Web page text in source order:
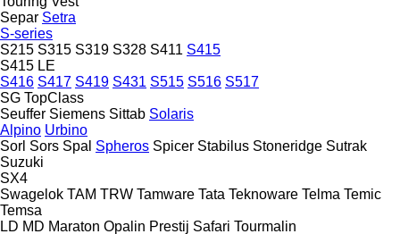
Separ Setra
S-series
S215 S315 S319 S328 S411 S415
S415 LE
S416 S417 S419 S431 S515 S516 S517
SG TopClass
Seuffer Siemens Sittab Solaris
Alpino Urbino
Sorl Sors Spal Spheros Spicer Stabilus Stoneridge Sutrak
Suzuki
SX4
Swagelok TAM TRW Tamware Tata Teknoware Telma Temic
Temsa
LD MD Maraton Opalin Prestij Safari Tourmalin